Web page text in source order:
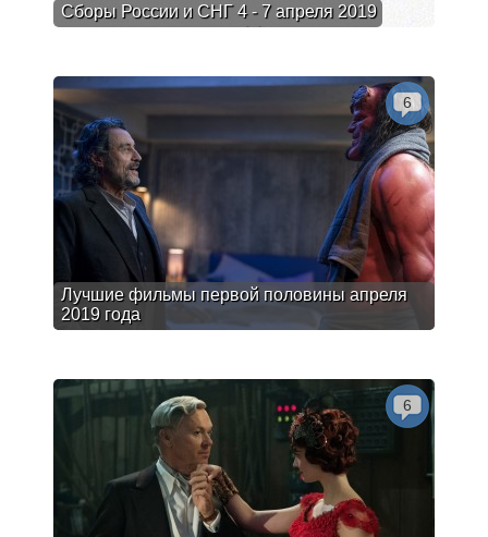
Сборы России и СНГ 4 - 7 апреля 2019
Лучшие фильмы первой половины апреля
2019 года
6
6